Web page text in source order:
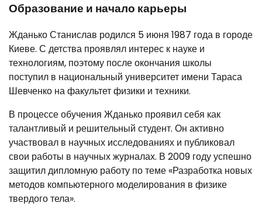
Образование и начало карьеры
Жданько Станислав родился 5 июня 1987 года в городе
Киеве. С детства проявлял интерес к науке и
технологиям, поэтому после окончания школы
поступил в национальный университет имени Тараса
Шевченко на факультет физики и техники.
В процессе обучения Жданько проявил себя как
талантливый и решительный студент. Он активно
участвовал в научных исследованиях и публиковал
свои работы в научных журналах. В 2009 году успешно
защитил дипломную работу по теме «Разработка новых
методов компьютерного моделирования в физике
твердого тела».